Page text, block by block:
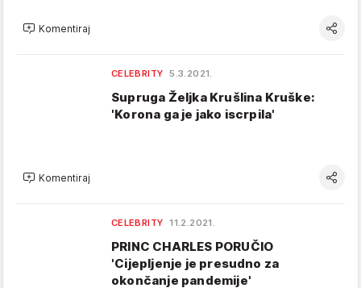
Komentiraj
CELEBRITY 5.3.2021.
Supruga Željka Krušlina Kruške:
'Korona ga je jako iscrpila'
Komentiraj
CELEBRITY 11.2.2021.
PRINC CHARLES PORUČIO
'Cijepljenje je presudno za
okončanje pandemije'